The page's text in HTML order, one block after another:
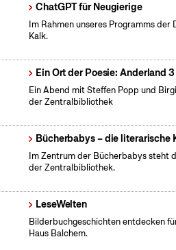
ChatGPT für Neugierige
Im Rahmen unseres Programms
Kalk.
Ein Ort der Poesie: Anderland 3
Ein Abend mit Steffen Popp und
der Zentralbibliothek
Bücherbabys – die literarische
Im Zentrum der Bücherbabys steht
der Zentralbibliothek.
LeseWelten
Bilderbuchgeschichten entdecken
Haus Balchem.